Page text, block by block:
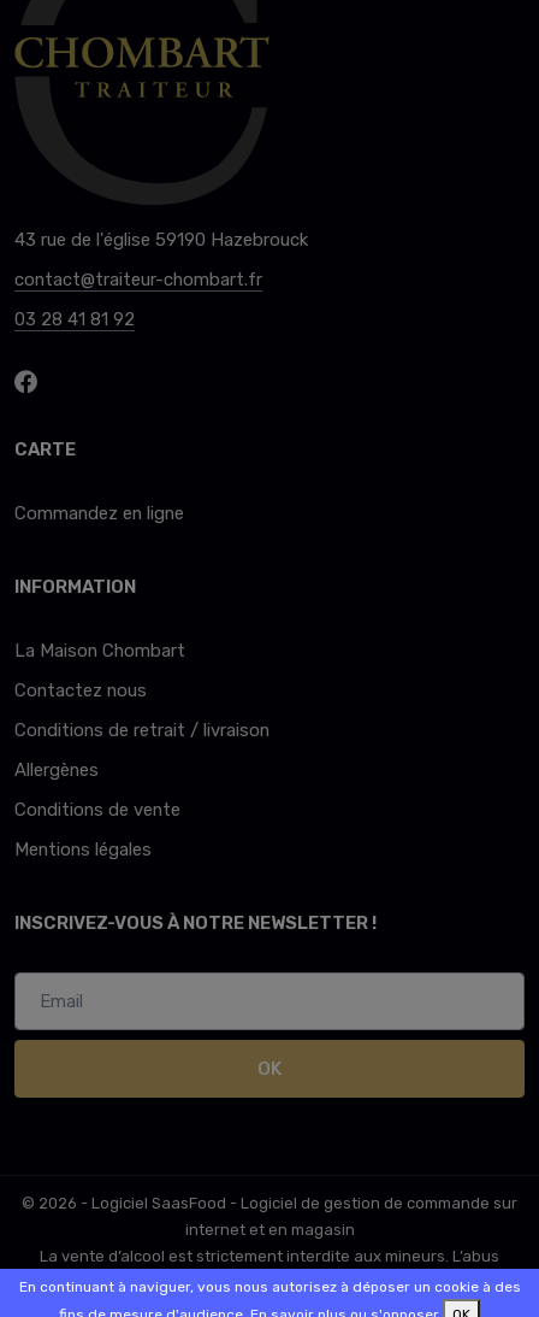
43 rue de l'église 59190 Hazebrouck
contact@traiteur-chombart.fr
03 28 41 81 92
CARTE
Commandez en ligne
INFORMATION
La Maison Chombart
Contactez nous
Conditions de retrait / livraison
Allergènes
Conditions de vente
Mentions légales
INSCRIVEZ-VOUS À NOTRE NEWSLETTER !
OK
© 2026 - Logiciel SaasFood - Logiciel de gestion de commande sur
internet et en magasin
La vente d’alcool est strictement interdite aux mineurs. L’abus
d’alcool est dangereux pour la santé. A consommer avec
modération.
En continuant à naviguer, vous nous autorisez à déposer un cookie à des